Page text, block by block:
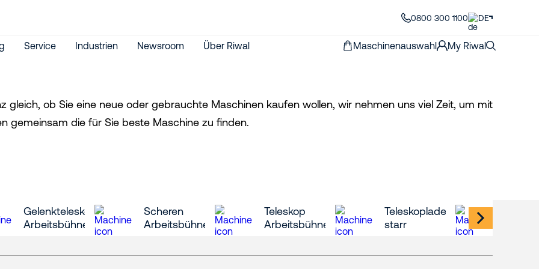
0800 300 1100 DE
Service Industrien Newsroom Über Riwal Maschinenauswahl My Riwal
gleich, ob Sie eine neue oder gebrauchte Maschinen kaufen wollen, wir nehmen uns viel Zeit, um mit
gemeinsam die für Sie beste Maschine zu finden.
Gelenkteleskop
Arbeitsbühnen
Scheren
Arbeitsbühnen
Teleskop
Arbeitsbühnen
Teleskoplader
starr